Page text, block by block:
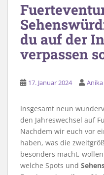
du auf der
verpassen
17. Januar 2024 Anika
Insgesamt neun
den Jahreswechsel auf
Nachdem wir euch vor
haben, was die
besonders macht,
welche Spots und